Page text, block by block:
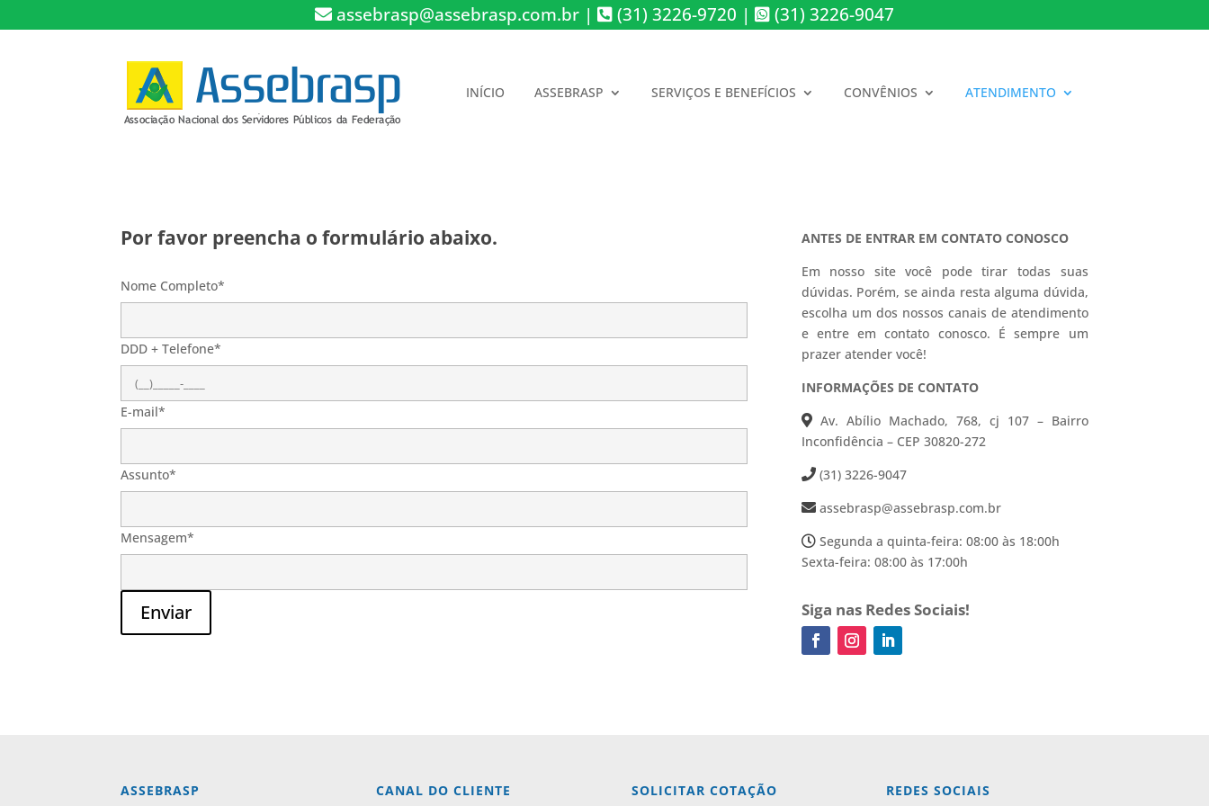
assebrasp@assebrasp.com.br | (31) 3226-9720 | (31) 3226-9047
INÍCIO ASSEBRASP SERVIÇOS E BENEFÍCIOS CONVÊNIOS ATENDIMENTO
Por favor preencha o formulário abaixo.
Nome Completo*
DDD + Telefone*
E-mail*
Assunto*
Mensagem*
Enviar
ANTES DE ENTRAR EM CONTATO CONOSCO
Em nosso site você pode tirar todas suas
dúvidas. Porém, se ainda resta alguma dúvida,
escolha um dos nossos canais de atendimento
e entre em contato conosco. É sempre um
prazer atender você!
INFORMAÇÕES DE CONTATO
Av. Abílio Machado, 768, cj 107 – Bairro
Inconfidência – CEP 30820-272
(31) 3226-9047
assebrasp@assebrasp.com.br
Segunda a quinta-feira: 08:00 às 18:00h
Sexta-feira: 08:00 às 17:00h
Siga nas Redes Sociais!
ASSEBRASP CANAL DO CLIENTE SOLICITAR COTAÇÃO REDES SOCIAIS